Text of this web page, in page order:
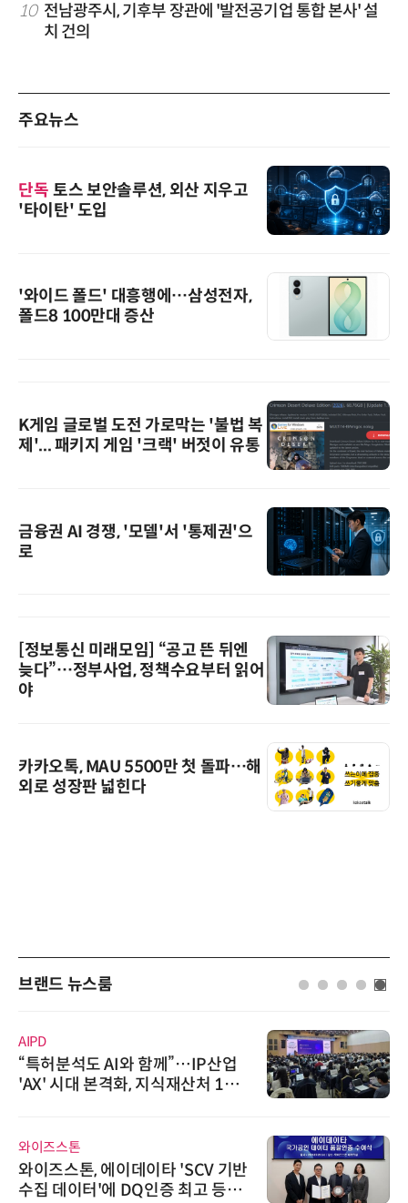
10 전남광주시, 기후부 장관에 '발전공기업 통합 본사' 설
치 건의
주요뉴스
단독 토스 보안솔루션, 외산 지우고
'타이탄' 도입
'와이드 폴드' 대흥행에…삼성전자,
폴드8 100만대 증산
K게임 글로벌 도전 가로막는 '불법 복
제'... 패키지 게임 '크랙' 버젓이 유통
금융권 AI 경쟁, '모델'서 '통제권'으
로
[정보통신 미래모임] “공고 뜬 뒤엔
늦다”…정부사업, 정책수요부터 읽어
야
카카오톡, MAU 5500만 첫 돌파…해
외로 성장판 넓힌다
브랜드 뉴스룸
AIPD
“특허분석도 AI와 함께”…IP산업
'AX' 시대 본격화, 지식재산처 1호
와이즈스톤
와이즈스톤, 에이데이타 'SCV 기반
수집 데이터'에 DQ인증 최고 등급